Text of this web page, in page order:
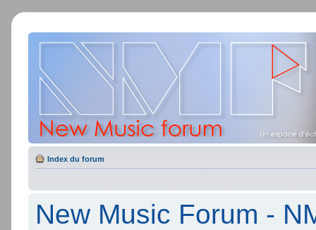
Index du forum
New Music Forum -